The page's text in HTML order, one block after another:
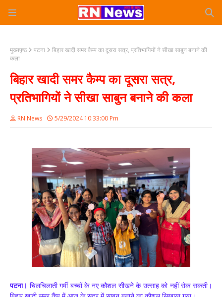
मुख्यपृष्ठ पटना
बिहार खादी समर कैम्प का दूसरा सत्र, प्रतिभागियों ने सीखा साबुन बनाने की
कला
बिहार खादी समर कैम्प का दूसरा सत्र,
प्रतिभागियों ने सीखा साबुन बनाने की कला
RN News 5/29/2024 10:33:00 Pm
पटना। चिलचिलाती गर्मी बच्चों के नए कौशल सीखने के उत्साह को नहीं रोक सकती।